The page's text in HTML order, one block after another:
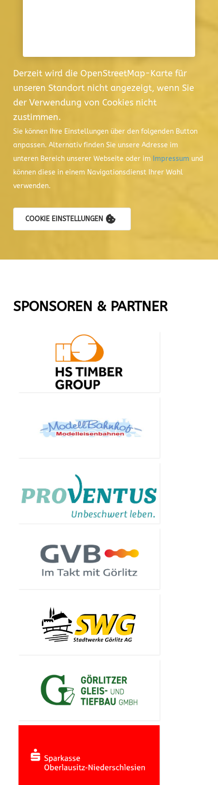
Derzeit wird die OpenStreetMap-Karte für
unseren Standort nicht angezeigt, wenn Sie
der Verwendung von Cookies nicht
zustimmen.
Sie können Ihre Einstellungen über den folgenden Button
anpassen. Alternativ finden Sie unsere Adresse im
unteren Bereich unserer Webseite oder im Impressum und
können diese in einem Navigationsdienst Ihrer Wahl
verwenden.
COOKIE EINSTELLUNGEN
SPONSOREN & PARTNER